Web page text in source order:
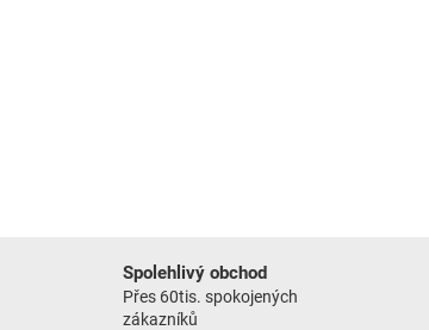
Spolehlivý obchod
Přes 60tis. spokojených
zákazníků